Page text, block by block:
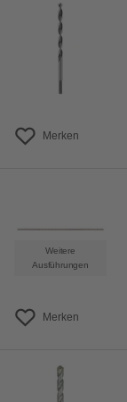
Merken
Weitere
Ausführungen
Merken